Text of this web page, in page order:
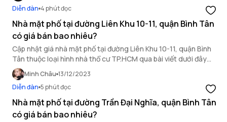
Diễn đàn 4 phút đọc
Nhà mặt phố tại đường Liên Khu 10-11, quận Bình Tân
có giá bán bao nhiêu?
Cập nhật giá nhà mặt phố tại đường Liên Khu 10-11, quận Bình
Tân thuộc loại hình nhà thổ cư TP.HCM qua bài viết dưới đây
của OneHousing.
Minh Châu 13/12/2023
Diễn đàn 5 phút đọc
Nhà mặt phố tại đường Trần Đại Nghĩa, quận Bình Tân
có giá bán bao nhiêu?